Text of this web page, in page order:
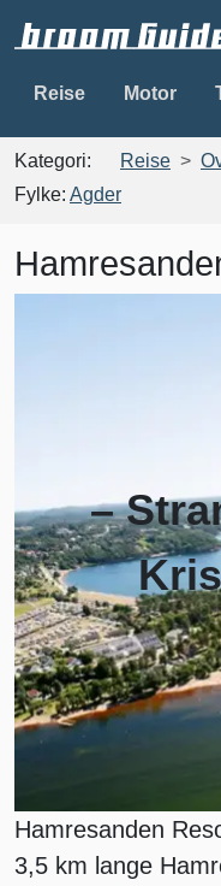
Reise Motor
Kategori: Reise
Fylke: Agder
–
Hamresanden
3,5 km lange